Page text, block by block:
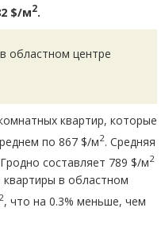
$/м2.
областном центре
квартир, которые
по 867 $/м2. Средняя
составляет 789 $/м2
в областном
2, что на 0.3% меньше, чем